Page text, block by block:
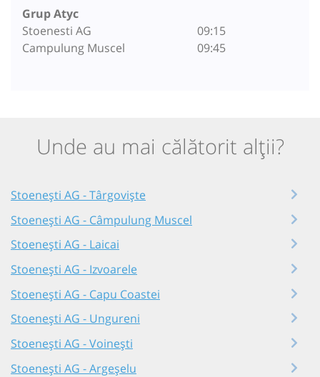
Grup Atyc
Stoenesti AG
Campulung Muscel
09:15
09:45
Unde au mai călătorit alții?
Stoenești AG - Târgoviște
Stoenești AG - Câmpulung Muscel
Stoenești AG - Laicai
Stoenești AG - Izvoarele
Stoenești AG - Capu Coastei
Stoenești AG - Ungureni
Stoenești AG - Voinești
Stoenești AG - Argeșelu